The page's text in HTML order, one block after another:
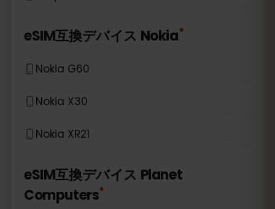
eSIM互換デバイス Nokia*
Nokia G60
Nokia X30
Nokia XR21
eSIM互換デバイス Planet
Computers*